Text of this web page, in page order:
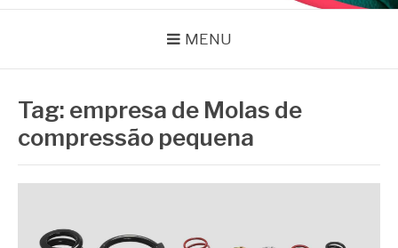
MENU
Tag: empresa de Molas de
compressão pequena